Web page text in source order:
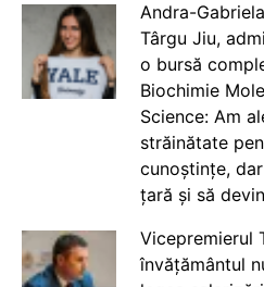
Andra-
Târgu Jiu,
o bursă
Biochimie
Science: Am
străinătate
cunoștințe,
țară și să
Vicepremierul
învățământul